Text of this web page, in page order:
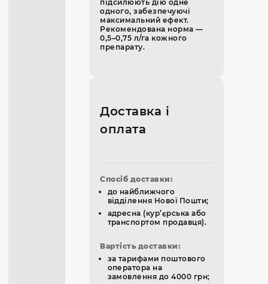
підсилюють дію одне
одного, забезпечуючі
максимальний ефект.
Рекомендована норма —
0,5–0,75 л/га кожного
препарату.
Доставка і
оплата
Спосіб доставки:
до найближчого
відділення Нової Пошти;
адресна (кур’єрська або
транспортом продавця).
Вартість доставки:
за тарифами поштового
оператора на
замовлення до 4000 грн;